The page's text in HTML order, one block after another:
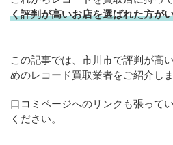
く評判が高いお店を選ばれた方が
この記事では、市川市で評判が高
めのレコード買取業者をご紹介しま
口コミページへのリンクも張って
ください。